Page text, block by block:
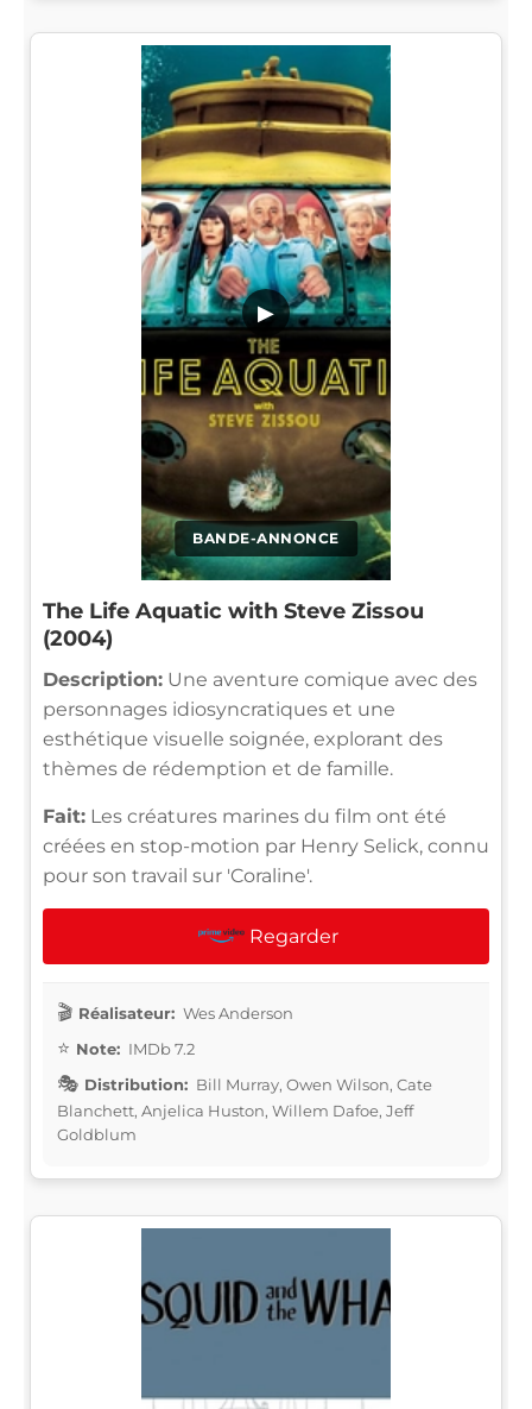
BANDE-ANNONCE
▶
The Life Aquatic with Steve Zissou
(2004)
Description: Une aventure comique avec des
personnages idiosyncratiques et une
esthétique visuelle soignée, explorant des
thèmes de rédemption et de famille.
Fait: Les créatures marines du film ont été
créées en stop-motion par Henry Selick, connu
pour son travail sur 'Coraline'.
Regarder
Réalisateur: Wes Anderson
Note: IMDb 7.2
Distribution: Bill Murray, Owen Wilson, Cate
Blanchett, Anjelica Huston, Willem Dafoe, Jeff
Goldblum